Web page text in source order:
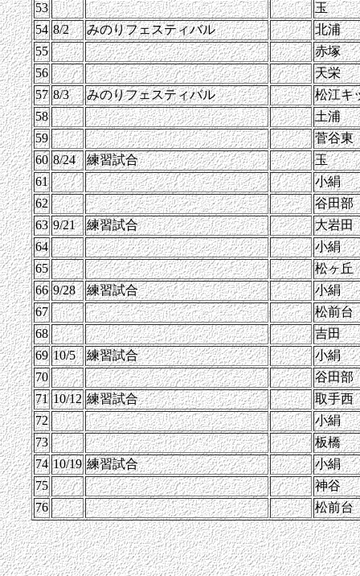
53
玉
54 8/2 みのりフェスティバル
北浦
55
赤塚
56
天栄
57 8/3 みのりフェスティバル
松江キ
58
土浦
59
菅谷東
60 8/24 練習試合
玉
61
小絹
62
谷田部
63 9/21 練習試合
大岩田
64
小絹
65
松ヶ丘
66 9/28 練習試合
小絹
67
松前台
68
吉田
69 10/5 練習試合
小絹
70
谷田部
71 10/12 練習試合
取手西
72
小絹
73
板橋
74 10/19 練習試合
小絹
75
神谷
76
松前台